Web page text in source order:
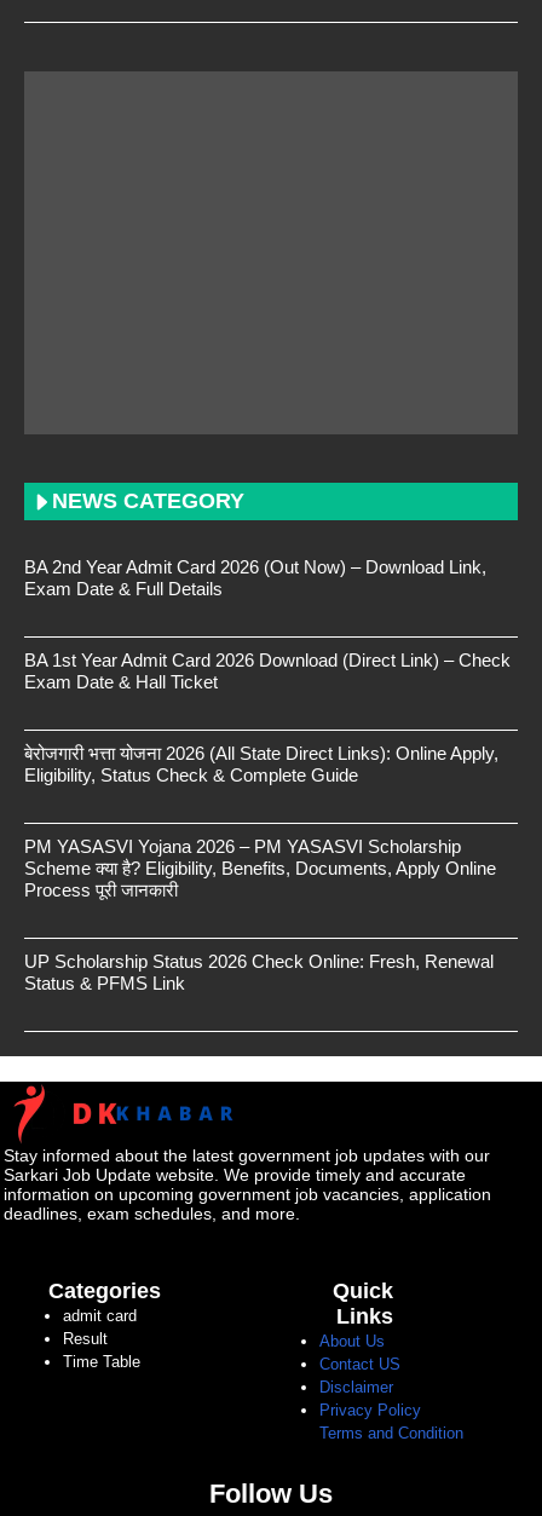
NEWS CATEGORY
BA 2nd Year Admit Card 2026 (Out Now) – Download Link,
Exam Date & Full Details
BA 1st Year Admit Card 2026 Download (Direct Link) – Check
Exam Date & Hall Ticket
बेरोजगारी भत्ता योजना 2026 (All State Direct Links): Online Apply,
Eligibility, Status Check & Complete Guide
PM YASASVI Yojana 2026 – PM YASASVI Scholarship
Scheme क्या है? Eligibility, Benefits, Documents, Apply Online
Process पूरी जानकारी
UP Scholarship Status 2026 Check Online: Fresh, Renewal
Status & PFMS Link
Stay informed about the latest government job updates with our
Sarkari Job Update website. We provide timely and accurate
information on upcoming government job vacancies, application
deadlines, exam schedules, and more.
Categories
admit card
Result
Time Table
Quick
Links
About Us
Contact US
Disclaimer
Privacy Policy
Terms and Condition
Follow Us